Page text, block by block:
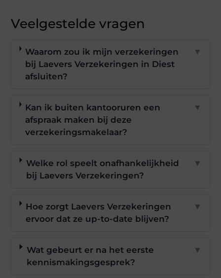
Veelgestelde vragen
Waarom zou ik mijn verzekeringen
bij Laevers Verzekeringen in Diest
afsluiten?
▼
Kan ik buiten kantooruren een
afspraak maken bij deze
verzekeringsmakelaar?
▼
Welke rol speelt onafhankelijkheid
bij Laevers Verzekeringen?
▼
Hoe zorgt Laevers Verzekeringen
ervoor dat ze up-to-date blijven?
▼
Wat gebeurt er na het eerste
kennismakingsgesprek?
▼